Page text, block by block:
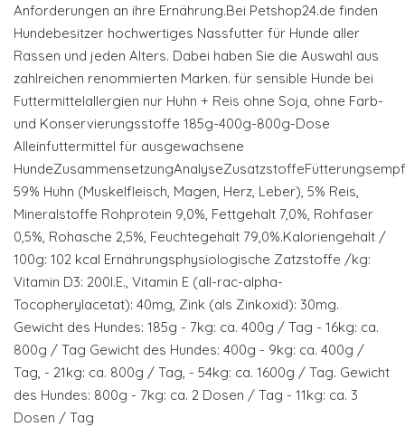
Anforderungen an ihre Ernährung.Bei Petshop24.de finden
Hundebesitzer hochwertiges Nassfutter für Hunde aller
Rassen und jeden Alters. Dabei haben Sie die Auswahl aus
zahlreichen renommierten Marken. für sensible Hunde bei
Futtermittelallergien nur Huhn + Reis ohne Soja, ohne Farb-
und Konservierungsstoffe 185g-400g-800g-Dose
Alleinfuttermittel für ausgewachsene
59% Huhn (Muskelfleisch, Magen, Herz, Leber), 5% Reis,
Mineralstoffe Rohprotein 9,0%, Fettgehalt 7,0%, Rohfaser
0,5%, Rohasche 2,5%, Feuchtegehalt 79,0%.Kaloriengehalt /
100g: 102 kcal Ernährungsphysiologische Zatzstoffe /kg:
Vitamin D3: 200I.E., Vitamin E (all-rac-alpha-
Tocopherylacetat): 40mg, Zink (als Zinkoxid): 30mg.
Gewicht des Hundes: 185g - 7kg: ca. 400g / Tag - 16kg: ca.
800g / Tag Gewicht des Hundes: 400g - 9kg: ca. 400g /
Tag, - 21kg: ca. 800g / Tag, - 54kg: ca. 1600g / Tag. Gewicht
des Hundes: 800g - 7kg: ca. 2 Dosen / Tag - 11kg: ca. 3
Dosen / Tag